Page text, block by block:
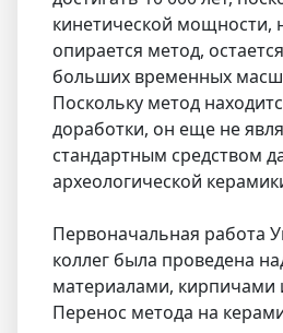
кинетической мощности,
опирается метод,
больших временных
Поскольку метод
доработки, он еще не
стандартным средством
археологической
Первоначальная работа
коллег была проведена
материалами, кирпичами
Перенос метода на